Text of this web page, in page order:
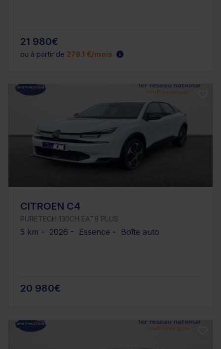
21 980€
ou à partir de 279.1 €/mois
CITROEN C4
PURETECH 130CH EAT8 PLUS
5 km - 2026 - Essence - Boîte auto
20 980€